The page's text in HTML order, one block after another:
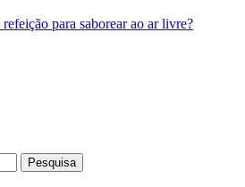
para saborear ao ar livre?